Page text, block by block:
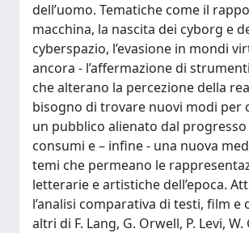
dell’uomo. Tematiche come il
macchina, la nascita dei cyborg e
cyberspazio, l’evasione in mondi
ancora - l’affermazione di
che alterano la percezione della
bisogno di trovare nuovi modi per
un pubblico alienato dal progresso
consumi e – infine - una nuova
temi che permeano le
letterarie e artistiche dell’epoca.
l’analisi comparativa di testi, film e
altri di F. Lang, G. Orwell, P. Levi, W.